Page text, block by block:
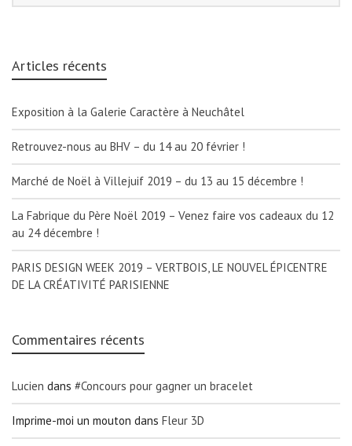
Articles récents
Exposition à la Galerie Caractère à Neuchâtel
Retrouvez-nous au BHV – du 14 au 20 février !
Marché de Noël à Villejuif 2019 – du 13 au 15 décembre !
La Fabrique du Père Noël 2019 – Venez faire vos cadeaux du 12
au 24 décembre !
PARIS DESIGN WEEK 2019 – VERTBOIS, LE NOUVEL ÉPICENTRE
DE LA CRÉATIVITÉ PARISIENNE
Commentaires récents
Lucien dans #Concours pour gagner un bracelet
Imprime-moi un mouton dans Fleur 3D